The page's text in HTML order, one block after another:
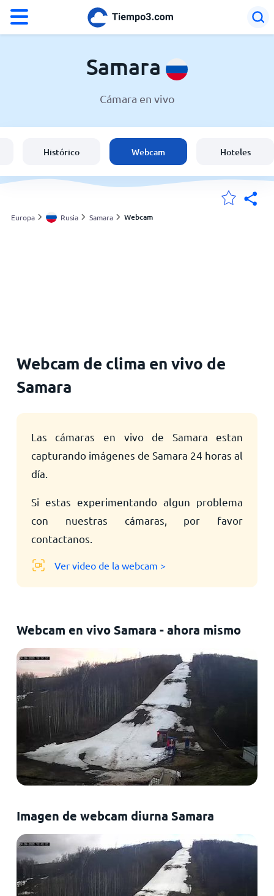
España
Argentina
Samara
Cámara en vivo
Histórico Webcam Hoteles
Europa Rusia Samara Webcam
Webcam de clima en vivo de
Samara
Las cámaras en vivo de Samara estan
capturando imágenes de Samara 24 horas al
día.
Si estas experimentando algun problema
con nuestras cámaras, por favor
contactanos.
Ver video de la webcam >
Webcam en vivo Samara - ahora mismo
Imagen de webcam diurna Samara